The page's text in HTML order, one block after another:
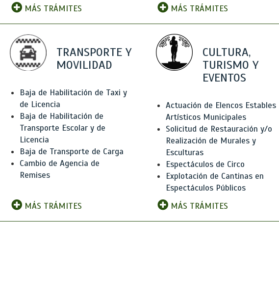
MÁS TRÁMITES MÁS TRÁMITES
TRANSPORTE Y
MOVILIDAD
Baja de Habilitación de Taxi y
de Licencia
Baja de Habilitación de
Transporte Escolar y de
Licencia
Baja de Transporte de Carga
Cambio de Agencia de
Remises
MÁS TRÁMITES
CULTURA,
TURISMO Y
EVENTOS
Actuación de Elencos Estables
Artísticos Municipales
Solicitud de Restauración y/o
Realización de Murales y
Esculturas
Espectáculos de Circo
Explotación de Cantinas en
Espectáculos Públicos
MÁS TRÁMITES